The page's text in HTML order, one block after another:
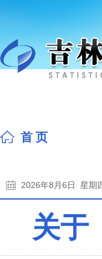
首 页
2026年8月6日 星期
关于